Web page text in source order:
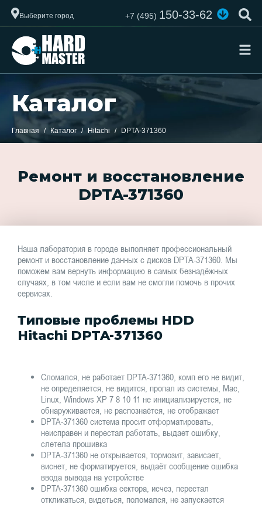
Выберите город +7 (495)150-33-62
Каталог
Главная Каталог Hitachi DPTA-371360
Ремонт и восстановление
DPTA-371360
Наша лаборатория в городе выполняет профессиональный
ремонт и восстановление данных с дисков DPTA-371360. Мы
поможем вам вернуть информацию в самых безнадёжных
случаях, в том числе и если вам не смогли помочь в прочих
сервисах.
Типовые проблемы HDD
Hitachi DPTA-371360
Сломался, не работает DPTA-371360, комп его не видит,
не определяется, не видится, пропал из системы, Mac,
Linux, Windows XP 7 8 10 11 не инициализируется, не
обнаруживается, не распознаётся, не отображает
DPTA-371360 система просит отформатировать,
неисправен и перестал работать, выдает ошибку,
слетела прошивка
DPTA-371360 не открывается, тормозит, зависает,
виснет, не форматируется, выдаёт сообщение ошибка
ввода вывода на устройстве
DPTA-371360 ошибка сектора, исчез, перестал
откликаться, видеться, поломался, не запускается